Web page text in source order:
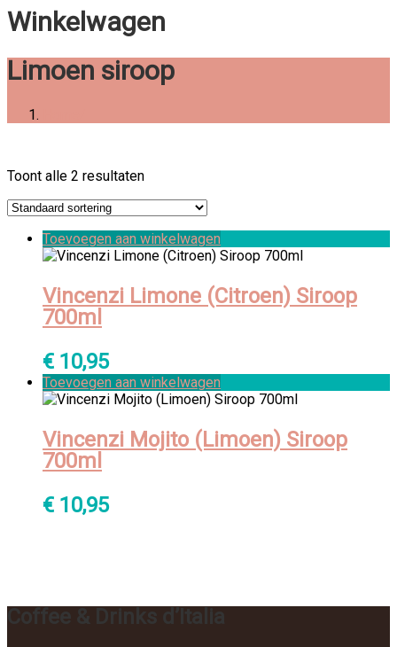
Winkelwagen
Limoen siroop
Toont alle 2 resultaten
Toevoegen aan winkelwagen
Vincenzi Limone (Citroen) Siroop
700ml
€ 10,95
Toevoegen aan winkelwagen
Vincenzi Mojito (Limoen) Siroop
700ml
€ 10,95